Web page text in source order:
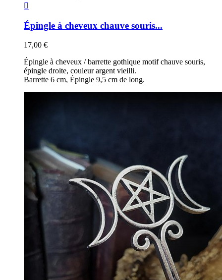

Épingle à cheveux chauve souris...
17,00 €
Épingle à cheveux / barrette gothique motif chauve souris,
épingle droite, couleur argent vieilli.
Barrette 6 cm, Épingle 9,5 cm de long.